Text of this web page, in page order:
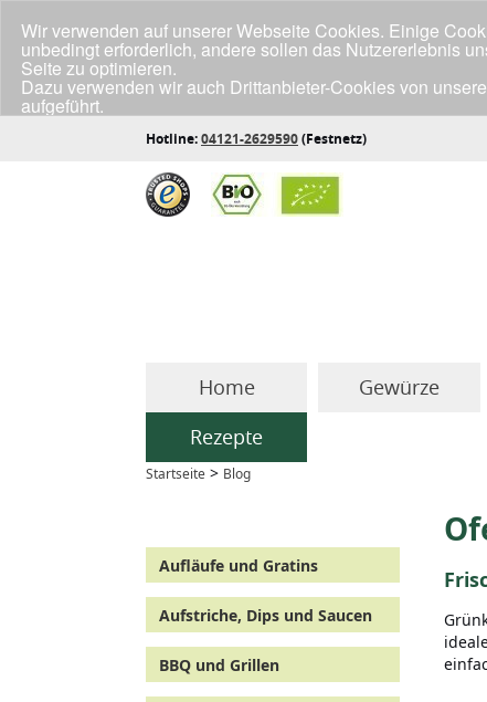
Hotline:04121-2629590(Festnetz)
Home Gewürze
Rezepte
Startseite > Blog
Aufläufe und Gratins
Aufstriche, Dips und Saucen
BBQ und Grillen
Wir verwenden auf unserer Webseite Cookies. Einige
unbedingt erforderlich, andere sollen das Nutzererlebnis
Seite zu optimieren.
Dazu verwenden wir auch Drittanbieter-Cookies von
aufgeführt.
Klicke unten auf "Annehmen", wenn du mit der